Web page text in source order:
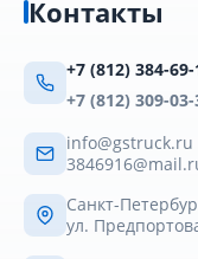
Контакты
+7 (812) 384-
+7 (812) 309-
info@gstruck.ru
Санкт-
ул.